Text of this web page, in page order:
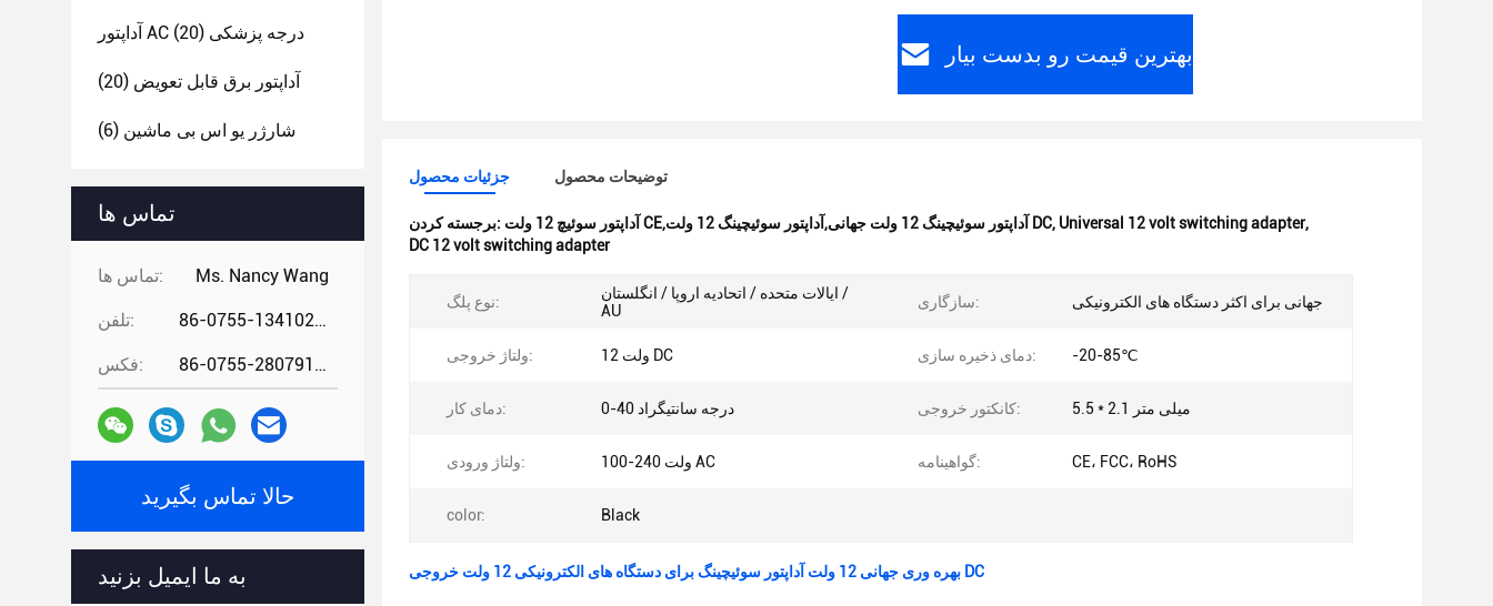
آداپتور AC درجه پزشکی (20)
آداپتور برق قابل تعویض (20)
شارژر یو اس بی ماشین (6)
تماس ها
تماس ها: Ms. Nancy Wang
تلفن: 86-0755-13410274294
فکس: 86-0755-28079166
حالا تماس بگیرید
به ما ایمیل بزنید
بهترین قیمت رو بدست بیار
جزئیات محصول توضیحات محصول
برجسته کردن: آداپتور سوئیچ 12 ولت CE,آداپتور سوئیچینگ 12 ولت جهانی,آداپتور سوئیچینگ 12 ولت DC, Universal 12 volt switching adapter,
DC 12 volt switching adapter
نوع پلگ:
ایالات متحده / اتحادیه اروپا / انگلستان /
AU
سازگاری: جهانی برای اکثر دستگاه های الکترونیکی
ولتاژ خروجی: 12 ولت DC دمای ذخیره سازی: -20-85℃
دمای کار: 0-40 درجه سانتیگراد کانکتور خروجی: 5.5 * 2.1 میلی متر
ولتاژ ورودی: 100-240 ولت AC گواهینامه: CE، FCC، RoHS
color: Black
بهره وری جهانی 12 ولت آداپتور سوئیچینگ برای دستگاه های الکترونیکی 12 ولت خروجی DC